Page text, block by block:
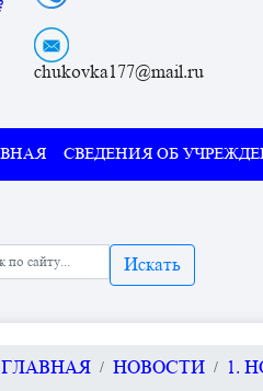
chukovka177@mail.ru
СВЕДЕНИЯ ОБ
Искать
ГЛАВНАЯ НОВОСТИ 1.